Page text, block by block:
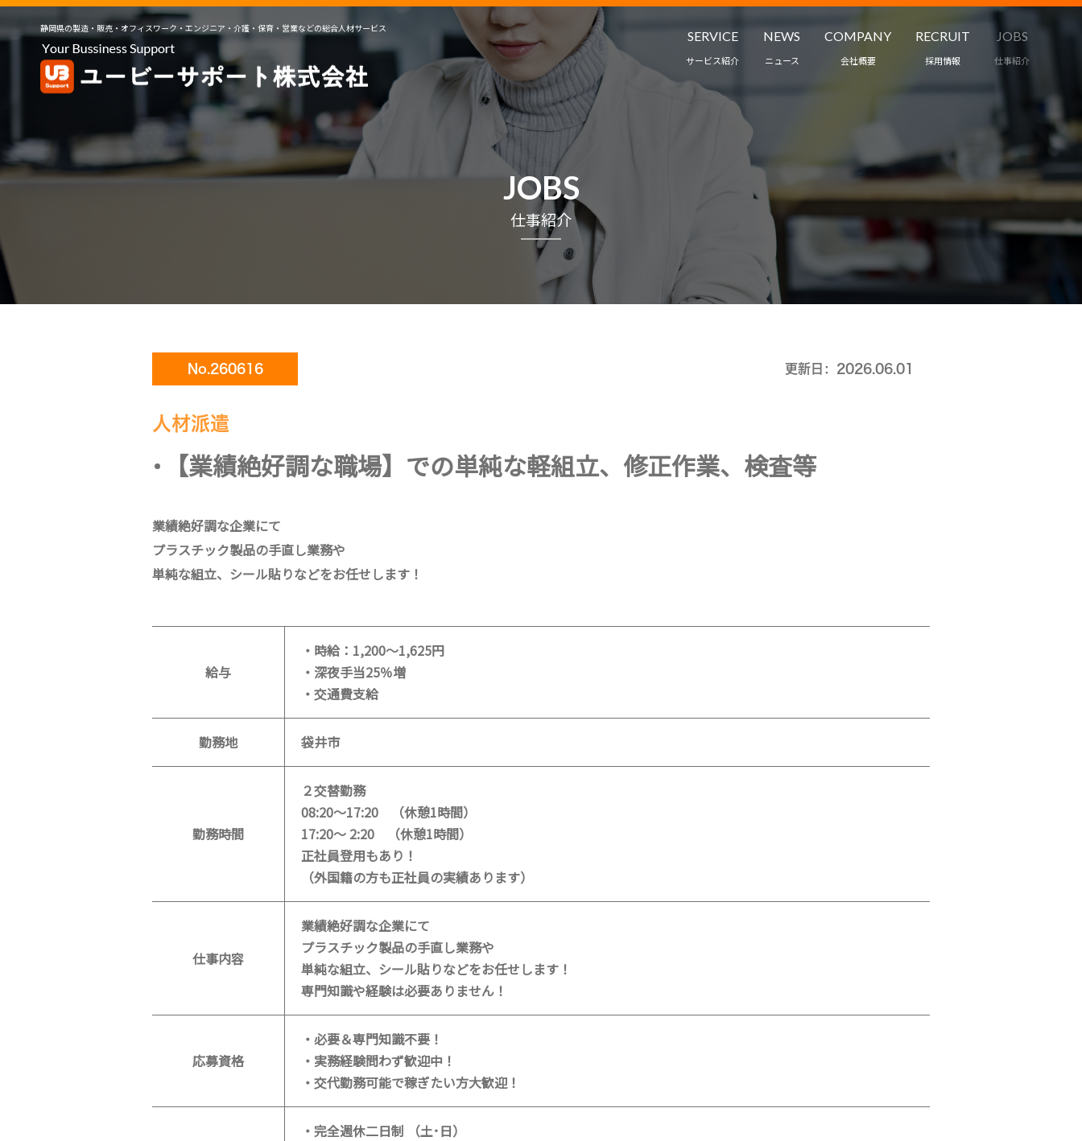
静岡県の製造・販売・オフィスワーク・エンジニア・介護・保育・営業などの総合人材サービス
SERVICE
サービス紹介
教育コンサルタント・保育
NEWS
ニュース
COMPANY
会社概要
RECRUIT
採用情報
インタビュー
募集要項
JOBS
仕事紹介
JOBS
仕事紹介
No.260616 更新日：2026.06.01
人材派遣
【業績絶好調な職場】での単純な軽組立、修正作業、検査等
業績絶好調な企業にて
プラスチック製品の手直し業務や
単純な組立、シール貼りなどをお任せします！
給与
・時給：1,200～1,625円
・深夜手当25％増
・交通費支給
勤務地 袋井市
勤務時間
２交替勤務
08:20～17:20 （休憩1時間）
17:20～ 2:20 （休憩1時間）
正社員登用もあり！
（外国籍の方も正社員の実績あります）
仕事内容
業績絶好調な企業にて
プラスチック製品の手直し業務や
単純な組立、シール貼りなどをお任せします！
専門知識や経験は必要ありません！
応募資格
・必要＆専門知識不要！
・実務経験問わず歓迎中！
・交代勤務可能で稼ぎたい方大歓迎！
・完全週休二日制 （土･日）